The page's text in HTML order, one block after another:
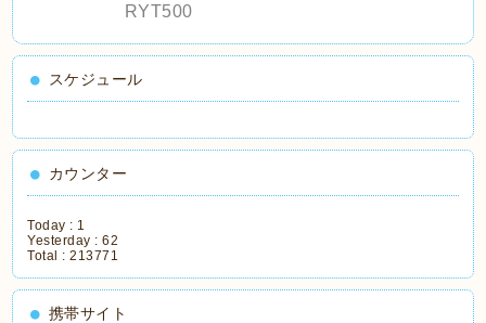
RYT500
スケジュール
カウンター
Today : 1
Yesterday :62
Total :213771
携帯サイト